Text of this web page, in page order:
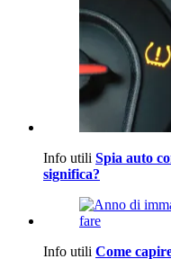
Info utili Spia auto
significa?
Info utili Come